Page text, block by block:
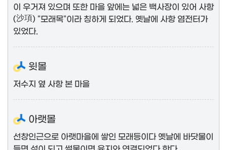
이 우거져 있으며 또한 마을 앞에는 넓은 백사장이 있어 사항
(沙項) "모래목"이라 칭하게 되었다. 옛날에 사항 염전터가
있었다.
윗몰
저수지 옆 사항 본 마을
아랫몰
선창인근으로 아랫마을에 쌓인 모래등이다 옛날에 바닷물이
들면 섬이 되고 썰물이면 육지와 연결되었다 한다,